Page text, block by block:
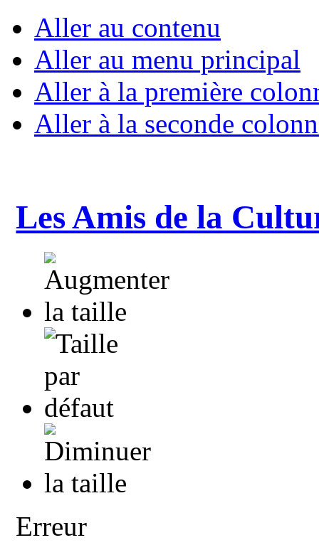
Aller au contenu
Aller au menu principal
Aller à la première
Aller à la seconde
Les Amis de la
Erreur